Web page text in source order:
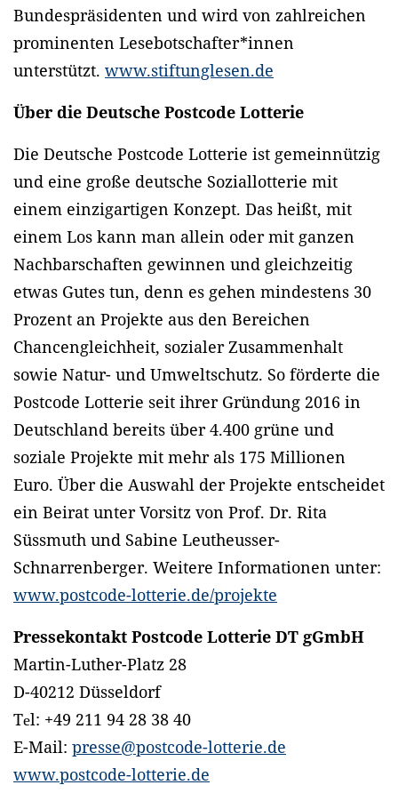
Bundespräsidenten und wird von zahlreichen
prominenten Lesebotschafter*innen
unterstützt. www.stiftunglesen.de
Über die Deutsche Postcode Lotterie
Die Deutsche Postcode Lotterie ist gemeinnützig
und eine große deutsche Soziallotterie mit
einem einzigartigen Konzept. Das heißt, mit
einem Los kann man allein oder mit ganzen
Nachbarschaften gewinnen und gleichzeitig
etwas Gutes tun, denn es gehen mindestens 30
Prozent an Projekte aus den Bereichen
Chancengleichheit, sozialer Zusammenhalt
sowie Natur- und Umweltschutz. So förderte die
Postcode Lotterie seit ihrer Gründung 2016 in
Deutschland bereits über 4.400 grüne und
soziale Projekte mit mehr als 175 Millionen
Euro. Über die Auswahl der Projekte entscheidet
ein Beirat unter Vorsitz von Prof. Dr. Rita
Süssmuth und Sabine Leutheusser-
Schnarrenberger. Weitere Informationen unter:
www.postcode-lotterie.de/projekte
Pressekontakt Postcode Lotterie DT gGmbH
Martin-Luther-Platz 28
D-40212 Düsseldorf
Tеl: +49 211 94 28 38 40
E-Mail: presse@postcode-lotterie.de
www.postcode-lotterie.de